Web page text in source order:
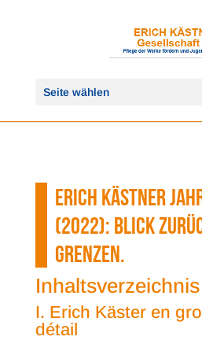
Seite wählen
ERICH KÄSTNER
(2022): BLICK
GRENZEN.
Inhaltsverzeichnis
I. Erich Käster en
détail